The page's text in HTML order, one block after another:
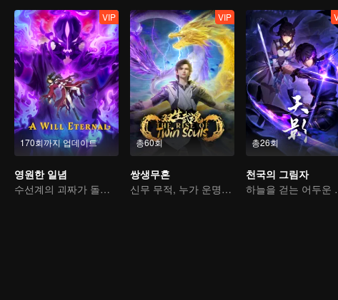
170회까지 업데이트
VIP
영원한 일념
수선계의 괴짜가 돌아왔다
총60회
VIP
쌍생무혼
신무 무적, 누가 운명을 지배하나
총26회
천국의 그림자
하늘을 걷